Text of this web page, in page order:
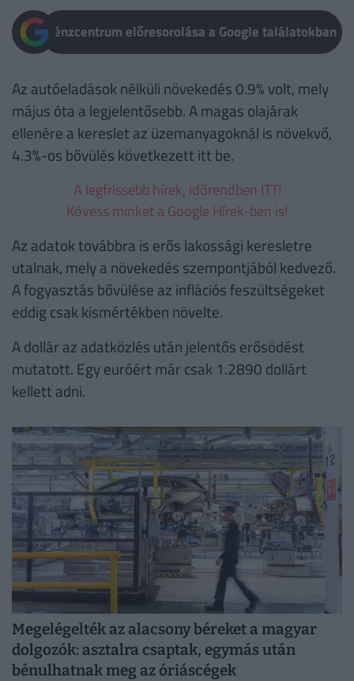
Pénzcentrum előresorolása a Google találatokban
Az autóeladások nélküli növekedés 0.9% volt, mely
május óta a legjelentősebb. A magas olajárak
ellenére a kereslet az üzemanyagoknál is növekvő,
4.3%-os bővülés következett itt be.
A legfrissebb hírek, időrendben ITT!
Kövess minket a Google Hírek-ben is!
Az adatok továbbra is erős lakossági keresletre
utalnak, mely a növekedés szempontjából kedvező.
A fogyasztás bővülése az inflációs feszültségeket
eddig csak kismértékben növelte.
A dollár az adatközlés után jelentős erősödést
mutatott. Egy euróért már csak 1.2890 dollárt
kellett adni.
Megelégelték az alacsony béreket a magyar
dolgozók: asztalra csaptak, egymás után
bénulhatnak meg az óriáscégek